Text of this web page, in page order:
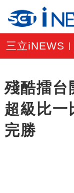
三立iNEWS
殘酷擂台
超級比
完勝